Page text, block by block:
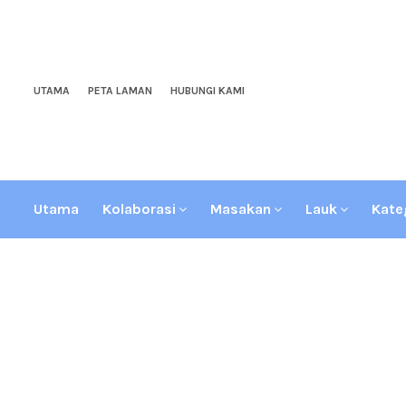
UTAMA PETA LAMAN HUBUNGI KAMI
Utama Kolaborasi Masakan Lauk